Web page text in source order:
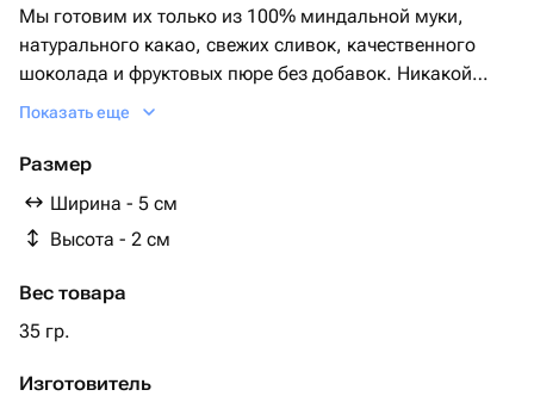
Мы готовим их только из 100% миндальной муки,
натурального какао, свежих сливок, качественного
шоколада и фруктовых пюре без добавок. Никакой
химии — только чистый вкус.
Манго — яркий тропический вкус с сердцевиной из
макароне.
характером ✨
Идеально для подарка, комплимента или сладкого
Показать еще
Размер
Ширина - 5 см
Высота - 2 см
Вес товара
35 гр.
Изготовитель